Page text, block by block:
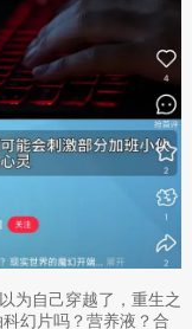
为自己穿越了，重生之
幻片吗？营养液？合